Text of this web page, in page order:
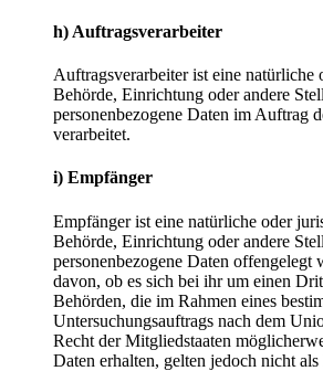
h) Auftragsverarbeiter
Auftragsverarbeiter ist eine natürliche
Behörde, Einrichtung oder andere
personenbezogene Daten im Auftrag
verarbeitet.
i) Empfänger
Empfänger ist eine natürliche oder
Behörde, Einrichtung oder andere
personenbezogene Daten offengelegt
davon, ob es sich bei ihr um einen
Behörden, die im Rahmen eines
Untersuchungsauftrags nach dem
Recht der Mitgliedstaaten
Daten erhalten, gelten jedoch nicht als